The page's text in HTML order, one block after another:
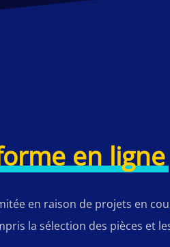
en ligne
en raison de projets en
la sélection des pièces et